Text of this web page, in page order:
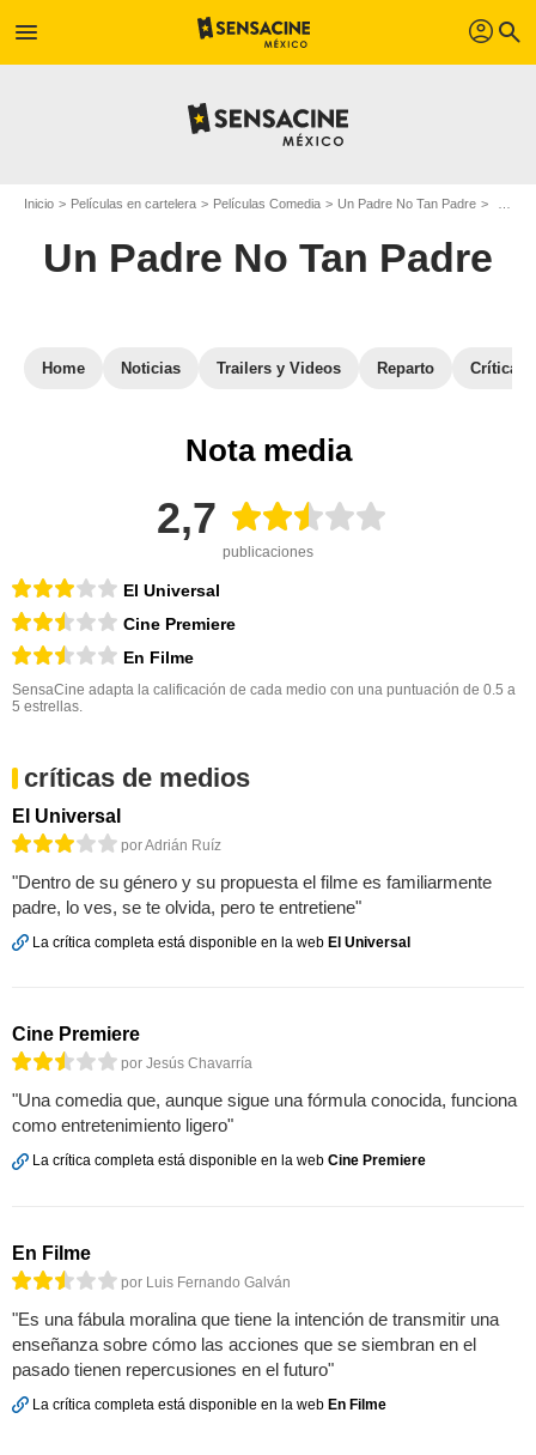
menu profil search
Inicio Películas en cartelera Películas Comedia Un Padre No Tan Padre
Un Padre No Tan Padre
Home Noticias Trailers y Videos Reparto Críticas
Nota media
2,7
publicaciones
El Universal
Cine Premiere
En Filme
SensaCine adapta la calificación de cada medio con una puntuación de 0.5 a
5 estrellas.
críticas de medios
El Universal
por Adrián Ruíz
"Dentro de su género y su propuesta el filme es familiarmente
padre, lo ves, se te olvida, pero te entretiene"
La crítica completa está disponible en la web El Universal
Cine Premiere
por Jesús Chavarría
"Una comedia que, aunque sigue una fórmula conocida, funciona
como entretenimiento ligero"
La crítica completa está disponible en la web Cine Premiere
En Filme
por Luis Fernando Galván
"Es una fábula moralina que tiene la intención de transmitir una
enseñanza sobre cómo las acciones que se siembran en el
pasado tienen repercusiones en el futuro"
La crítica completa está disponible en la web En Filme